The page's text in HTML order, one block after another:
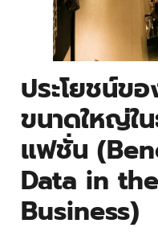
ประโยชน์ข
ขนาดใหญ่ใ
แฟชั่น
Data in
Business)